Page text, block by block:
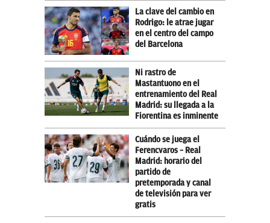
La clave del cambio en
Rodrigo: le atrae jugar
en el centro del campo
del Barcelona
Ni rastro de
Mastantuono en el
entrenamiento del Real
Madrid: su llegada a la
Fiorentina es inminente
Cuándo se juega el
Ferencvaros – Real
Madrid: horario del
partido de
pretemporada y canal
de televisión para ver
gratis